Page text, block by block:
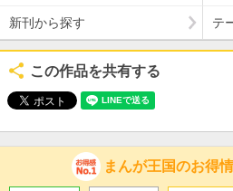
新刊から探す テ
この作品を共有する
まんが王国のお得